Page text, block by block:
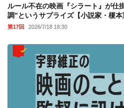
ルール不在の映画『シラート』が仕
調”というサプライズ【小説家・榎本
第17回 2026/7/18 18:30